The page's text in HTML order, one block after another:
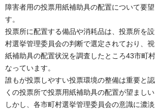
障害者用の投票用紙補助具の配置について要
す。
投票所に配置する備品や消耗品は、投票所を
村選挙管理委員会の判断で選定されており、
紙補助具の配置状況を調査したところ43市町
なっています。
誰もが投票しやすい投票環境の整備は重要と
くの投票所で投票用紙補助具の配置が望ましい
しかし、各市町村選挙管理委員会の意識に濃